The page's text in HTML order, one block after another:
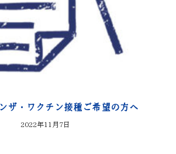
ザ・ワクチン接種ご希望の方へ
2022年11月7日